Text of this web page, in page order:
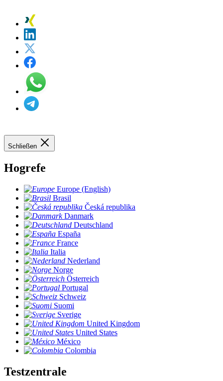
Schließen
Hogrefe
Europe (English)
Brasil
Česká republika
Danmark
Deutschland
España
France
Italia
Nederland
Norge
Österreich
Portugal
Schweiz
Suomi
Sverige
United Kingdom
United States
México
Colombia
Testzentrale